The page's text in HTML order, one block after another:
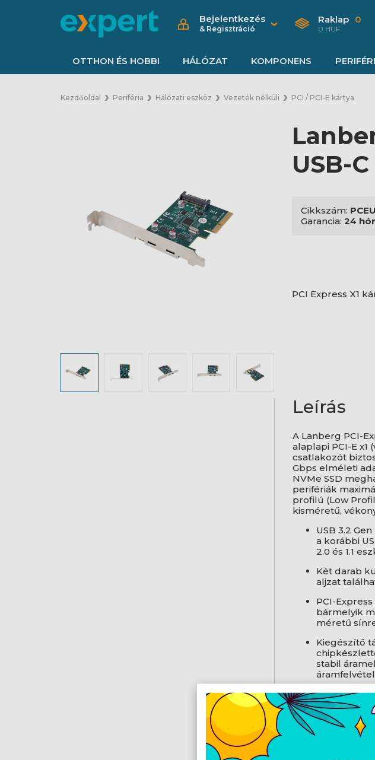
Bejelentkezés
& Regisztráció
Raklap 0
0 HUF
OTTHON ÉS HOBBI HÁLÓZAT KOMPONENS
Kezdőoldal Periféria Hálózati eszköz Vezeték nélküli PCI / PCI-E kártya
USB-
Cikkszám:
Garancia: 24
PCI Express X1
Leírás
A Lanberg PCI-
alaplapi PCI-E
csatlakozót
Gbps elméleti
NVMe SSD
perifériák
profilú (Low
kisméretű,
USB 3.2
a korábbi
2.0 és 1.1
Két darab
aljzat
PCI-
bármelyik
méretű
Kiegészítő
stabil
Low Profile
tartalmaz
Gyártó
Csatlakozófelület